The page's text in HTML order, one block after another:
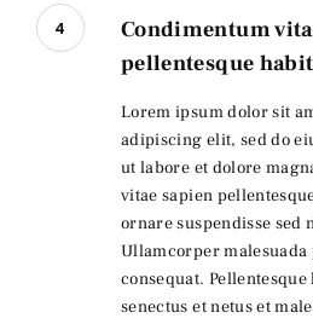
4
Condimentum
pellentesque
Lorem ipsum dolor sit
adipiscing elit, sed do
ut labore et dolore
vitae sapien
ornare suspendisse sed
Ullamcorper
consequat.
senectus et netus et